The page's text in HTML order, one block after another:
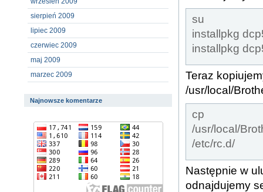
su
installpkg
installpkg
Teraz
/usr/local/
cp
/usr/local/
/etc/rc.d/
Następnie w
odnajdujemy
sierpień 2009
lipiec 2009
czerwiec 2009
maj 2009
marzec 2009
Najnowsze komentarze